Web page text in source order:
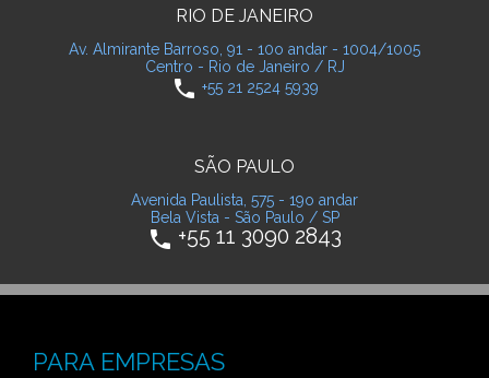
RIO DE JANEIRO
Av. Almirante Barroso, 91 - 10o andar - 1004/1005
Centro - Rio de Janeiro / RJ
phone +55 21 2524 5939
SÃO PAULO
Avenida Paulista, 575 - 19o andar
Bela Vista - São Paulo / SP
phone +55 11 3090 2843
PARA EMPRESAS